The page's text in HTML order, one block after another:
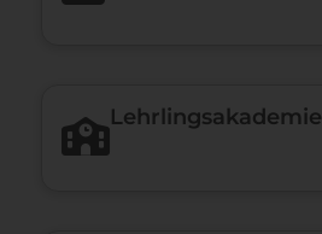
Lehrlingsakademie